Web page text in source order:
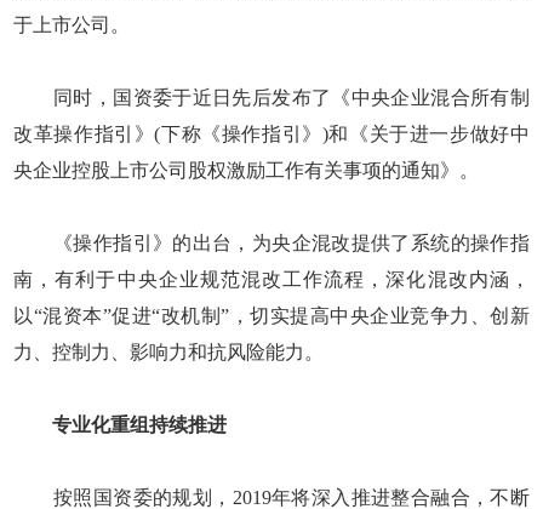
于上市公司。
同时，国资委于近日先后发布了《中央企业混合所有制
改革操作指引》(下称《操作指引》)和《关于进一步做好中
央企业控股上市公司股权激励工作有关事项的通知》。
《操作指引》的出台，为央企混改提供了系统的操作指
南，有利于中央企业规范混改工作流程，深化混改内涵，
以“混资本”促进“改机制”，切实提高中央企业竞争力、创新
力、控制力、影响力和抗风险能力。
专业化重组持续推进
按照国资委的规划，2019年将深入推进整合融合，不断